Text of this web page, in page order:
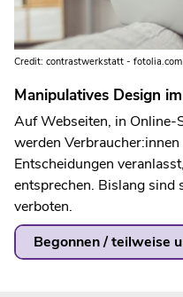
Credit: contrastwerkstatt - fotolia.com
Manipulatives Design
Auf Webseiten, in Online-
werden
Entscheidungen
entsprechen. Bislang sind
verboten.
Begonnen / teilweise